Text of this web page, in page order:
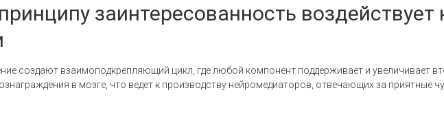
заинтересованность воздействует
создают взаимоподкрепляющий цикл, где любой компонент поддерживает и увеличивает
в мозге, что ведет к производству нейромедиаторов, отвечающих за приятные